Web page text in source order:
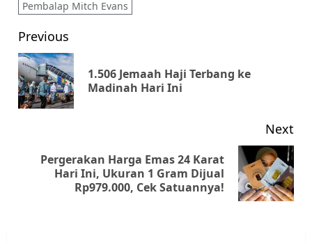
Pembalap Mitch Evans
Post
navigation
Previous
1.506 Jemaah Haji Terbang ke
Madinah Hari Ini
Next
Next
Pergerakan Harga Emas 24 Karat
Hari Ini, Ukuran 1 Gram Dijual
Rp979.000, Cek Satuannya!